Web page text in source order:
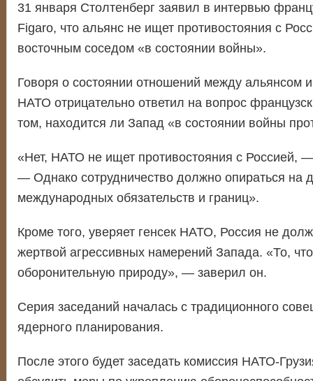
31 января Столтенберг заявил в интервью
Figaro, что альянс не ищет противостояния с
восточным соседом «в состоянии войны».
Говоря о состоянии отношений между альянсом
НАТО отрицательно ответил на вопрос
том, находится ли Запад «в состоянии войны
«Нет, НАТО не ищет противостояния с Россией, —
— Однако сотрудничество должно опираться на
международных обязательств и границ».
Кроме того, уверяет генсек НАТО, Россия не
жертвой агрессивных намерений Запада. «То,
оборонительную природу», — заверил он.
Серия заседаний началась с традиционного
ядерного планирования.
После этого будет заседать комиссия НАТО-